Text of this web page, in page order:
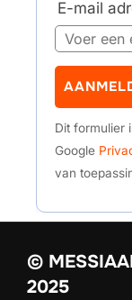
E-mail
Dit formulier
Google
van
©
2025